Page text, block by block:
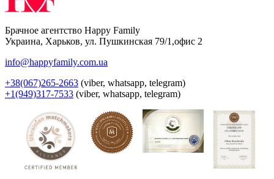
Брачное агентство Happy Family
Украина, Харьков, ул. Пушкинская 79/1,офис 2
info@happyfamily.com.ua
+38(067)265-2663 (viber, whatsapp, telegram)
+1(949)317-7533 (viber, whatsapp, telegram)